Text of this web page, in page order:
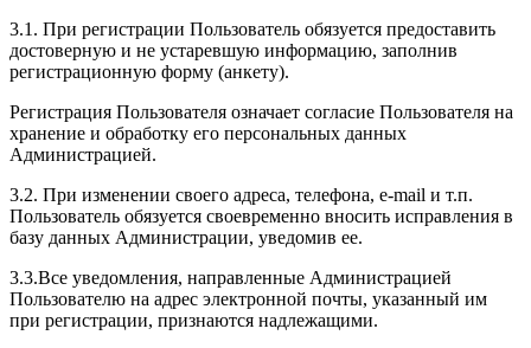
3.1. При регистрации Пользователь обязуется предоставить
достоверную и не устаревшую информацию, заполнив
регистрационную форму (анкету).
Регистрация Пользователя означает согласие Пользователя на
хранение и обработку его персональных данных
Администрацией.
3.2. При изменении своего адреса, телефона, e-mail и т.п.
Пользователь обязуется своевременно вносить исправления в
базу данных Администрации, уведомив ее.
3.3.Все уведомления, направленные Администрацией
Пользователю на адрес электронной почты, указанный им
при регистрации, признаются надлежащими.